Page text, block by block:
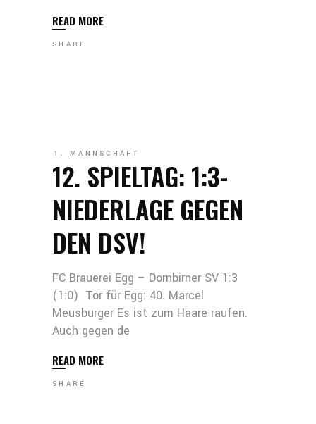
READ MORE
SHARE
1. MANNSCHAFT
12. SPIELTAG: 1:3-
NIEDERLAGE GEGEN
DEN DSV!
FC Brauerei Egg – Dornbirner SV 1:3
(1:0) Tor für Egg: 40. Marcel
Meusburger Es ist zum Haare raufen.
Auch gegen de
READ MORE
SHARE